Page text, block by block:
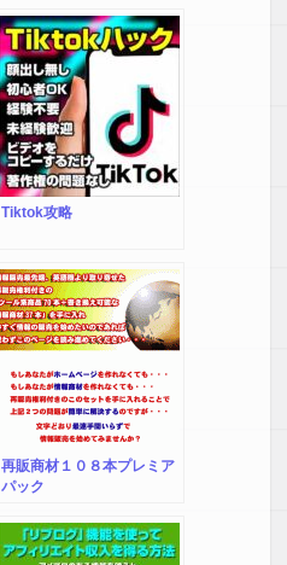
方法＆９つの特典
Tiktok攻略
再販商材１０８本プレミア
パック